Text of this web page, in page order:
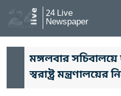
24 Live
Newspaper
মঙ্গলবার সচিবালয়ে
স্বরাষ্ট্র মন্ত্রণালয়ের